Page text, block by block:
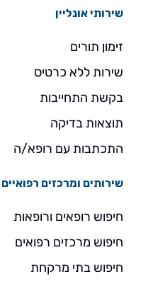
שירותי אונליין
זימון תורים
שירות ללא כרטיס
בקשת התחייבות
תוצאות בדיקה
התכתבות עם רופא/ה
שירותים ומרכזים רפואיים
חיפוש רופאים ורופאות
חיפוש מרכזים רפואים
חיפוש בתי מרקחת